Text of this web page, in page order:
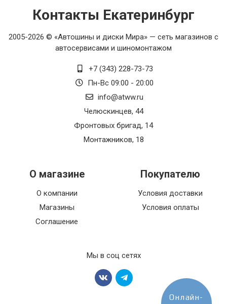
Контакты Екатеринбург
2005-2026 © «Автошины и диски Мира» — сеть магазинов с
автосервисами и шиномонтажом
+7 (343) 228-73-73
Пн-Вс 09:00 - 20:00
info@atww.ru
Челюскинцев, 44
Фронтовых бригад, 14
Монтажников, 18
О магазине
О компании
Магазины
Соглашение
Покупателю
Условия доставки
Условия оплаты
Мы в соц сетях
Онлайн-